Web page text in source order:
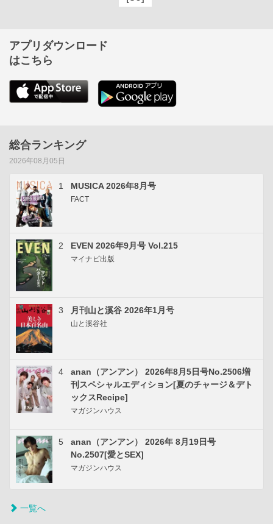
アプリダウンロード
はこちら
総合ランキング
2026年08月05日
1 MUSICA 2026年8月号
FACT
2 EVEN 2026年9月号 Vol.215
マイナビ出版
3 月刊山と溪谷 2026年1月号
山と溪谷社
4
anan（アンアン） 2026年8月5日号No.2506増
刊スペシャルエディション[夏のチャージ＆デト
ックスRecipe]
マガジンハウス
5
anan（アンアン） 2026年 8月19日号
No.2507[愛とSEX]
マガジンハウス
一覧へ